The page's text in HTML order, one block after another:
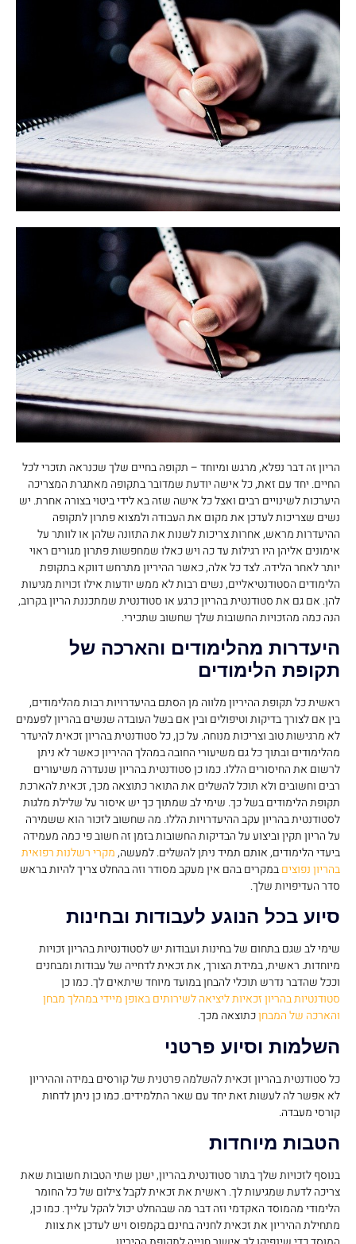
הריון זה דבר נפלא, מרגש ומיוחד – תקופה בחיים שלך שכנראה תזכרי לכל
החיים. יחד עם זאת, כל אישה יודעת שמדובר בתקופה מאתגרת המצריכה
היערכות לשינויים רבים ואצל כל אישה שזה בא לידי ביטוי בצורה אחרת. יש
נשים שצריכות לעדכן את מקום את העבודה ולמצוא פתרון לתקופה
ההיעדרות מראש, אחרות צריכות לשנות את התזונה שלהן או לוותר על
אימונים אליהן היו רגילות עד כה ויש כאלו שמחפשות פתרון מגורים ראוי
יותר לאחר הלידה. לצד כל אלה, כאשר ההיריון מתרחש דווקא בתקופת
הלימודים הסטודנטיאליים, נשים רבות לא ממש יודעות אילו זכויות מגיעות
להן. אם גם את סטודנטית בהריון כרגע או סטודנטית שמתכננת הריון בקרוב,
הנה כמה מהזכויות החשובות שלך שחשוב שתכירי.
היעדרות מהלימודים והארכה של
תקופת הלימודים
ראשית כל תקופת ההיריון מלווה מן הסתם בהיעדרויות רבות מהלימודים,
בין אם לצורך בדיקות וטיפולים ובין אם בשל העובדה שנשים בהריון לפעמים
לא מרגישות טוב וצריכות מנוחה. על כן, כל סטודנטית בהריון זכאית להיעדר
מהלימודים ובתוך כל גם משיעורי החובה במהלך ההיריון כאשר לא ניתן
לרשום את החיסורים הללו. כמו כן סטודנטית בהריון שנעדרה משיעורים
רבים וחשובים ולא תוכל להשלים את התואר כתוצאה מכך, זכאית להארכת
תקופת הלימודים בשל כך. שימי לב שמתוך כך יש איסור על שלילת מלגות
לסטודנטית בהריון עקב ההיעדרויות הללו. מה שחשוב לזכור הוא ששמירה
על הריון תקין וביצוע על הבדיקות החשובות בזמן זה חשוב פי כמה מעמידה
ביעדי הלימודים, אותם תמיד ניתן להשלים. למעשה,מקרי רשלנות רפואית
בהריון נפוציםבמקרים בהם אין מעקב מסודר וזה בהחלט צריך להיות בראש
סדר העדיפויות שלך.
סיוע בכל הנוגע לעבודות ובחינות
שימי לב שגם בתחום של בחינות ועבודות יש לסטודנטיות בהריון זכויות
מיוחדות. ראשית, במידת הצורך, את זכאית לדחייה של עבודות ומבחנים
וככל שהדבר נדרש תוכלי להבחן במועד מיוחד שיתאים לך. כמו כן
סטודנטיות בהריון זכאיות ליציאה לשירותים באופן מיידי במהלך מבחן
והארכה של המבחןכתוצאה מכך.
השלמות וסיוע פרטני
כל סטודנטית בהריון זכאית להשלמה פרטנית של קורסים במידה וההיריון
לא אפשר לה לעשות זאת יחד עם שאר התלמידים. כמו כן ניתן לדחות
קורסי מעבדה.
הטבות מיוחדות
בנוסף לזכויות שלך בתור סטודנטית בהריון, ישנן שתי הטבות חשובות שאת
צריכה לדעת שמגיעות לך. ראשית את זכאית לקבל צילום של כל החומר
הלימודי מהמוסד האקדמי וזה דבר מה שבהחלט יכול להקל עלייך. כמו כן,
מתחילת ההיריון את זכאית לחניה בחינם בקמפוס ויש לעדכן את צוות